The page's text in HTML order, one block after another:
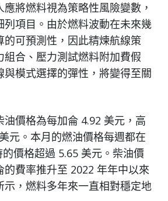
將燃料視為策略性風險變數，
列項目。由於燃料波動在未來幾
的可預測性，因此精煉航線策
組合、壓力測試燃料附加費假
與模式選擇的彈性，將變得至關
油價格為每加侖 4.92 美元，高
元。本月的燃油價格每週都在
價格超過 5.65 美元。柴油價
的費率推升至 2022 年年中以來
示，燃料多年來一直相對穩定地